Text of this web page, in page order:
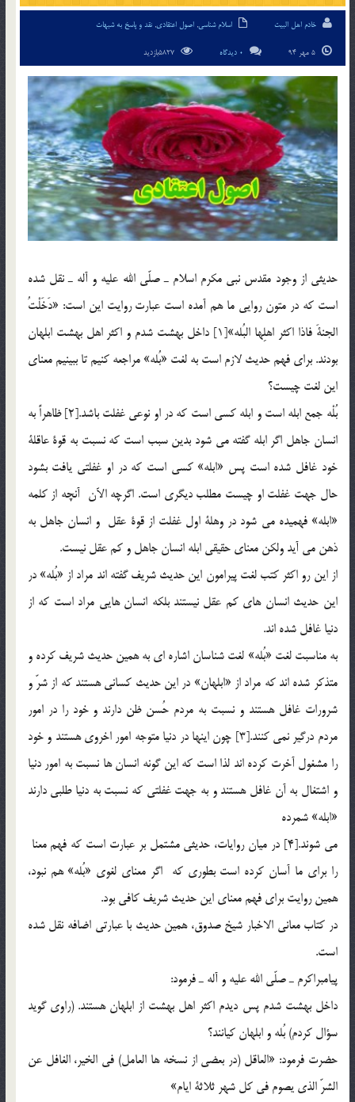
خادم اهل البیت اسلام شناسی, اصول اعتقادی, نقد و پاسخ به شبهات
0 دیدگاه
حديثي از وجود مقدس نبي مكرم اسلام ـ صلّي الله عليه و آله ـ نقل شده
است كه در متون روايي ما هم آمده است عبارت روايت اين است: «دَخَلْتُ
الجنةَ فاذا اكثر اهلِها البُله»[1] داخل بهشت شدم و اكثر اهل بهشت ابلهان
بودند. براي فهم حديث لازم است به لغت «بُله» مراجعه كنيم تا ببينيم معناي
اين لغت چيست؟
بُلْه جمع ابله است و ابله كسي است كه در او نوعي غفلت باشد.[2] ظاهراً به
انسان جاهل اگر ابله گفته مي شود بدين سبب است كه نسبت به قوة عاقلة
خود غافل شده است پس «ابله» كسي است كه در او غفلتي يافت بشود
حال جهت غفلت او چيست مطلب ديگري است. اگرچه الآن آنچه از کلمه
«ابله» فهميده مي شود در وهلة اول غفلت از قوة عقل و انسان جاهل به
ذهن مي آيد ولكن معناي حقيقي ابله انسان جاهل و كم عقل نيست.
از اين رو اكثر كتب لغت پيرامون اين حديث شريف گفته اند مراد از «بُله» در
اين حديث انسان هاي كم عقل نيستند بلكه انسان هايي مراد است كه از
دنيا غافل شده اند.
به مناسبت لغت «بُله» لغت شناسان اشاره اي به همين حديث شريف كرده و
متذكر شده اند كه مراد از «ابلهان» در اين حديث كساني هستند كه از شرّ و
شرورات غافل هستند و نسبت به مردم حُسن ظن دارند و خود را در امور
مردم درگير نمي كنند.[3] چون اينها در دنيا متوجه امور اخروي هستند و خود
را مشغول آخرت كرده اند لذا است كه اين گونه انسان ها نسبت به امور دنيا
و اشتغال به آن غافل هستند و به جهت غفلتي كه نسبت به دنيا طلبي دارند
«ابله» شمرده
مي شوند.[4] در ميان روايات، حديثي مشتمل بر عبارت است که فهم معنا
را برای ما آسان کرده است بطوری که اگر معناي لغوي «بُله» هم نبود،
همين روايت براي فهم معناي اين حديث شريف كافي بود.
در كتاب معاني الاخبار شيخ صدوق، همين حديث با عبارتي اضافه نقل شده
است.
پيامبراكرم ـ صلّي الله عليه و آله ـ فرمود:
داخل بهشت شدم پس ديدم اكثر اهل بهشت از ابلهان هستند. (راوي گويد
سؤال كردم) بُله و ابلهان كيانند؟
حضرت فرمود: «العاقل (در بعضي از نسخه ها العامل) في الخير، الغافل عن
الشرّ الذي يصوم في كل شهر ثلاثة ايام»